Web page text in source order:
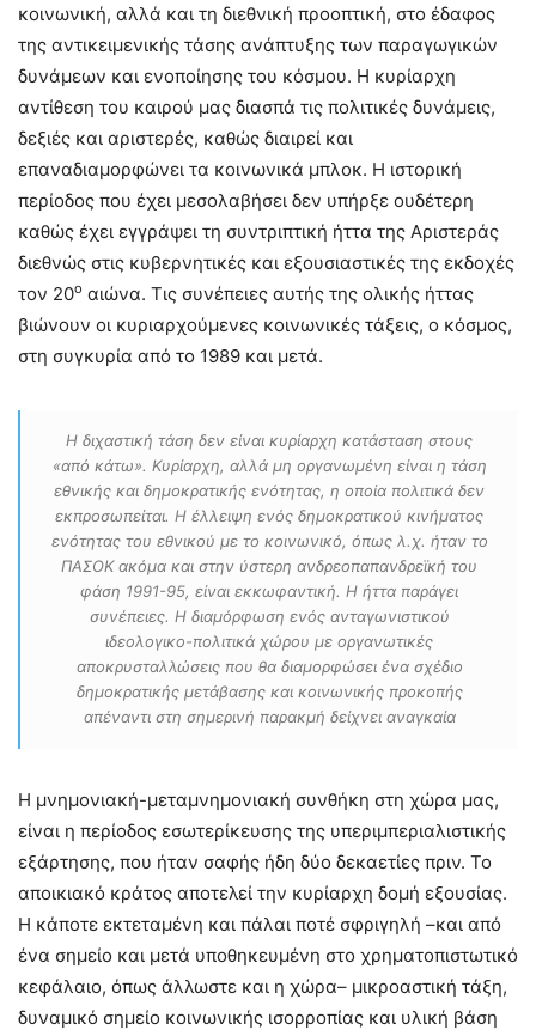
κοινωνική, αλλά και τη διεθνική προοπτική, στο έδαφος
της αντικειμενικής τάσης ανάπτυξης των παραγωγικών
δυνάμεων και ενοποίησης του κόσμου. Η κυρίαρχη
αντίθεση του καιρού μας διασπά τις πολιτικές δυνάμεις,
δεξιές και αριστερές, καθώς διαιρεί και
επαναδιαμορφώνει τα κοινωνικά μπλοκ. Η ιστορική
περίοδος που έχει μεσολαβήσει δεν υπήρξε ουδέτερη
καθώς έχει εγγράψει τη συντριπτική ήττα της Αριστεράς
διεθνώς στις κυβερνητικές και εξουσιαστικές της εκδοχές
τον 20ο αιώνα. Τις συνέπειες αυτής της ολικής ήττας
βιώνουν οι κυριαρχούμενες κοινωνικές τάξεις, ο κόσμος,
στη συγκυρία από το 1989 και μετά.
Η διχαστική τάση δεν είναι κυρίαρχη κατάσταση στους
«από κάτω». Κυρίαρχη, αλλά μη οργανωμένη είναι η τάση
εθνικής και δημοκρατικής ενότητας, η οποία πολιτικά δεν
εκπροσωπείται. Η έλλειψη ενός δημοκρατικού κινήματος
ενότητας του εθνικού με το κοινωνικό, όπως λ.χ. ήταν το
ΠΑΣΟΚ ακόμα και στην ύστερη ανδρεοπαπανδρεϊκή του
φάση 1991-95, είναι εκκωφαντική. Η ήττα παράγει
συνέπειες. Η διαμόρφωση ενός ανταγωνιστικού
ιδεολογικο-πολιτικά χώρου με οργανωτικές
αποκρυσταλλώσεις που θα διαμορφώσει ένα σχέδιο
δημοκρατικής μετάβασης και κοινωνικής προκοπής
απέναντι στη σημερινή παρακμή δείχνει αναγκαία
Η μνημονιακή-μεταμνημονιακή συνθήκη στη χώρα μας,
είναι η περίοδος εσωτερίκευσης της υπεριμπεριαλιστικής
εξάρτησης, που ήταν σαφής ήδη δύο δεκαετίες πριν. Το
αποικιακό κράτος αποτελεί την κυρίαρχη δομή εξουσίας.
Η κάποτε εκτεταμένη και πάλαι ποτέ σφριγηλή –και από
ένα σημείο και μετά υποθηκευμένη στο χρηματοπιστωτικό
κεφάλαιο, όπως άλλωστε και η χώρα– μικροαστική τάξη,
δυναμικό σημείο κοινωνικής ισορροπίας και υλική βάση